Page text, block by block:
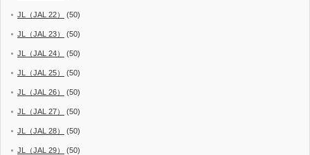
JL（JAL 22） (50)
JL（JAL 23） (50)
JL（JAL 24） (50)
JL（JAL 25） (50)
JL（JAL 26） (50)
JL（JAL 27） (50)
JL（JAL 28） (50)
JL（JAL 29） (50)